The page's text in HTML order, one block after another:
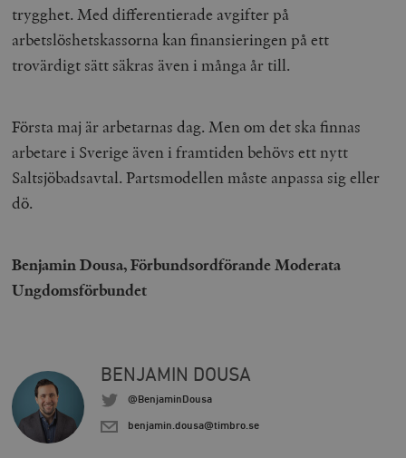
trygghet. Med differentierade avgifter på
arbetslöshetskassorna kan finansieringen på ett
trovärdigt sätt säkras även i många år till.
Första maj är arbetarnas dag. Men om det ska finnas
arbetare i Sverige även i framtiden behövs ett nytt
Saltsjöbadsavtal. Partsmodellen måste anpassa sig eller
dö.
Benjamin Dousa,Förbundsordförande Moderata
Ungdomsförbundet
BENJAMIN DOUSA
@BenjaminDousa
benjamin.dousa@timbro.se